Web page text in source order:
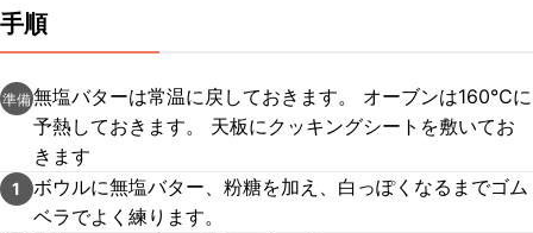
手順
準備無塩バターは常温に戻しておきます。 オーブンは160℃に
予熱しておきます。 天板にクッキングシートを敷いてお
きます
1
ボウルに無塩バター、粉糖を加え、白っぽくなるまでゴム
ベラでよく練ります。